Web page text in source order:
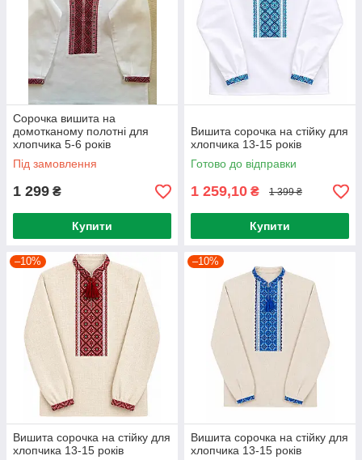
Сорочка вишита на
домотканому полотні для
хлопчика 5-6 років
Під замовлення
1 299 ₴
Купити
Вишита сорочка на стійку для
хлопчика 13-15 років
Готово до відправки
1 259,10 ₴ 1 399 ₴
Купити
–10%
Вишита сорочка на стійку для
хлопчика 13-15 років
–10%
Вишита сорочка на стійку для
хлопчика 13-15 років